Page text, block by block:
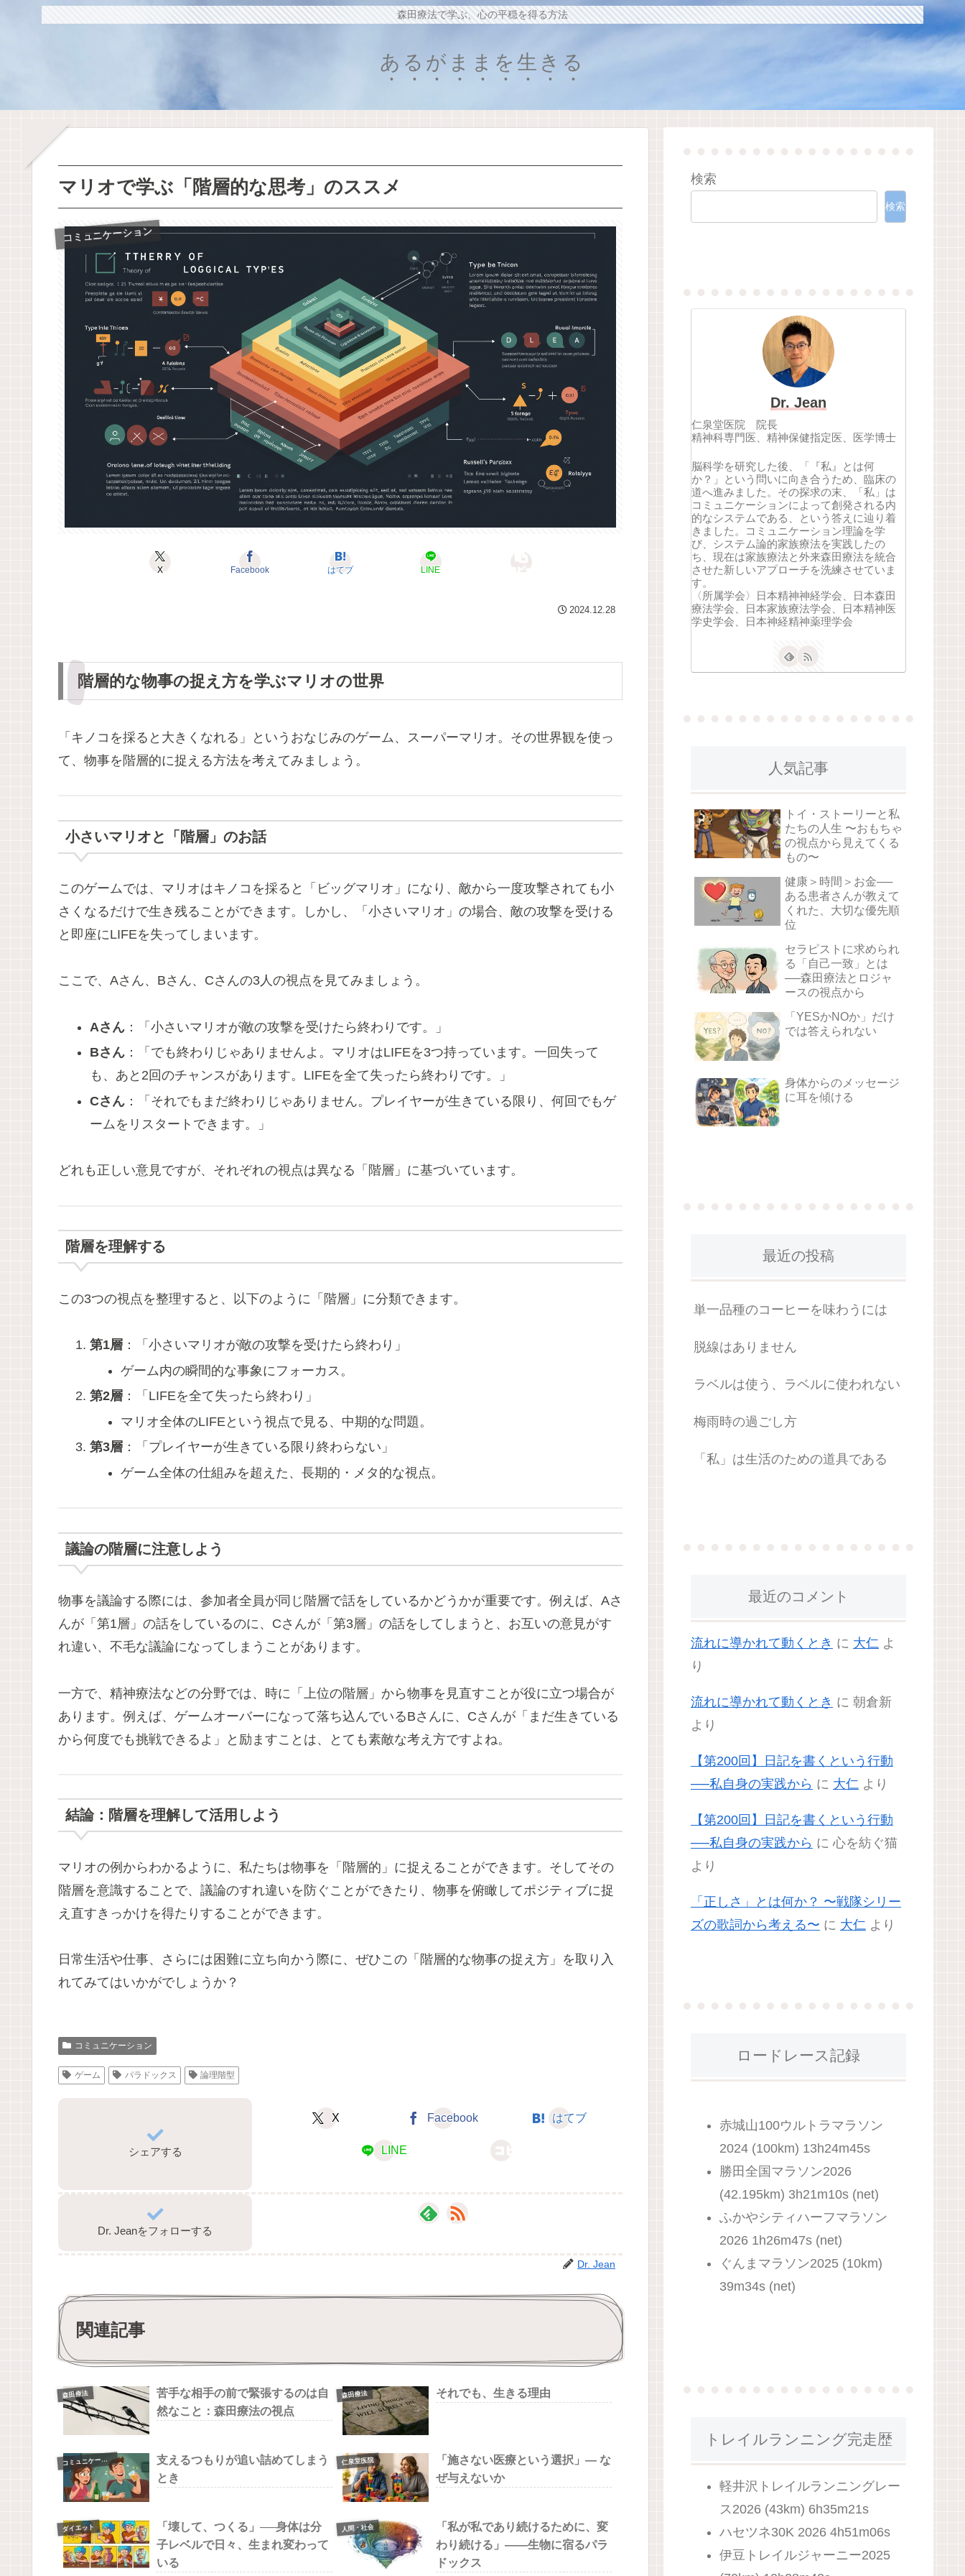
森田療法で学ぶ、心の平穏を得る方法
あるがままを生きる
マリオで学ぶ「階層的な思考」のススメ
コミュニケーション
X Facebook はてブ LINE
2024.12.28
階層的な物事の捉え方を学ぶマリオの世界
「キノコを採ると大きくなれる」というおなじみのゲーム、スーパーマリオ。その世界観を使っ
て、物事を階層的に捉える方法を考えてみましょう。
小さいマリオと「階層」のお話
このゲームでは、マリオはキノコを採ると「ビッグマリオ」になり、敵から一度攻撃されても小
さくなるだけで生き残ることができます。しかし、「小さいマリオ」の場合、敵の攻撃を受ける
と即座にLIFEを失ってしまいます。
ここで、Aさん、Bさん、Cさんの3人の視点を見てみましょう。
Aさん：「小さいマリオが敵の攻撃を受けたら終わりです。」
Bさん：「でも終わりじゃありませんよ。マリオはLIFEを3つ持っています。一回失って
も、あと2回のチャンスがあります。LIFEを全て失ったら終わりです。」
Cさん：「それでもまだ終わりじゃありません。プレイヤーが生きている限り、何回でもゲ
ームをリスタートできます。」
どれも正しい意見ですが、それぞれの視点は異なる「階層」に基づいています。
階層を理解する
この3つの視点を整理すると、以下のように「階層」に分類できます。
第1層：「小さいマリオが敵の攻撃を受けたら終わり」
ゲーム内の瞬間的な事象にフォーカス。
第2層：「LIFEを全て失ったら終わり」
マリオ全体のLIFEという視点で見る、中期的な問題。
第3層：「プレイヤーが生きている限り終わらない」
ゲーム全体の仕組みを超えた、長期的・メタ的な視点。
議論の階層に注意しよう
物事を議論する際には、参加者全員が同じ階層で話をしているかどうかが重要です。例えば、Aさ
んが「第1層」の話をしているのに、Cさんが「第3層」の話をしてしまうと、お互いの意見がす
れ違い、不毛な議論になってしまうことがあります。
一方で、精神療法などの分野では、時に「上位の階層」から物事を見直すことが役に立つ場合が
あります。例えば、ゲームオーバーになって落ち込んでいるBさんに、Cさんが「まだ生きている
から何度でも挑戦できるよ」と励ますことは、とても素敵な考え方ですよね。
結論：階層を理解して活用しよう
マリオの例からわかるように、私たちは物事を「階層的」に捉えることができます。そしてその
階層を意識することで、議論のすれ違いを防ぐことができたり、物事を俯瞰してポジティブに捉
え直すきっかけを得たりすることができます。
日常生活や仕事、さらには困難に立ち向かう際に、ぜひこの「階層的な物事の捉え方」を取り入
れてみてはいかがでしょうか？
コミュニケーション
ゲーム パラドックス 論理階型
シェアする
X Facebook はてブ
LINE
Dr. Jeanをフォローする
Dr. Jean
関連記事
森田療法
苦手な相手の前で緊張するのは自
然なこと：森田療法の視点
森田療法 それでも、生きる理由
コ
ミュニケーション
支えるつもりが追い詰めてしまう
とき
仁泉堂医院
「施さない医療という選択」— な
ぜ与えないか
ダイエット
「壊して、つくる」──身体は分
子レベルで日々、生まれ変わって
いる
人間・社会
「私が私であり続けるために、変
わり続ける」——生物に宿るパラ
ドックス
検索
検索
Dr. Jean
仁泉堂医院 院長
精神科専門医、精神保健指定医、医学博士
脳科学を研究した後、「『私』とは何
か？」という問いに向き合うため、臨床の
道へ進みました。その探求の末、「私」は
コミュニケーションによって創発される内
的なシステムである、という答えに辿り着
きました。コミュニケーション理論を学
び、システム論的家族療法を実践したの
ち、現在は家族療法と外来森田療法を統合
させた新しいアプローチを洗練させていま
す。
〈所属学会〉日本精神神経学会、日本森田
療法学会、日本家族療法学会、日本精神医
学史学会、日本神経精神薬理学会
人気記事
トイ・ストーリーと私
たちの人生 〜おもちゃ
の視点から見えてくる
もの〜
健康＞時間＞お金──
ある患者さんが教えて
くれた、大切な優先順
位
セラピストに求められ
る「自己一致」とは
──森田療法とロジャ
ースの視点から
「YESかNOか」だけ
では答えられない
身体からのメッセージ
に耳を傾ける
最近の投稿
単一品種のコーヒーを味わうには
脱線はありません
ラベルは使う、ラベルに使われない
梅雨時の過ごし方
「私」は生活のための道具である
最近のコメント
流れに導かれて動くとき に 大仁 よ
り
流れに導かれて動くとき に 朝倉新
より
【第200回】日記を書くという行動
──私自身の実践から に 大仁 より
【第200回】日記を書くという行動
──私自身の実践から に 心を紡ぐ猫
より
「正しさ」とは何か？ 〜戦隊シリー
ズの歌詞から考える〜 に 大仁 より
ロードレース記録
赤城山100ウルトラマラソン
2024 (100km) 13h24m45s
勝田全国マラソン2026
(42.195km) 3h21m10s (net)
ふかやシティハーフマラソン
2026 1h26m47s (net)
ぐんまマラソン2025 (10km)
39m34s (net)
トレイルランニング完走歴
軽井沢トレイルランニングレー
ス2026 (43km) 6h35m21s
ハセツネ30K 2026 4h51m06s
伊豆トレイルジャーニー2025